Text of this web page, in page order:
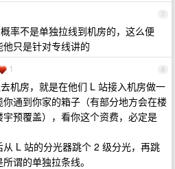
7
率不是单独拉线到机房的，这么便
只是针对专线讲的
8
1
机房，就是在他们 L 站接入机房做一
通到你家的箱子（有部分地方会在楼
预覆盖），看你这个资费，必定是
L 站的分光器跳个 2 级分光，再跳
谓的单独拉条线。